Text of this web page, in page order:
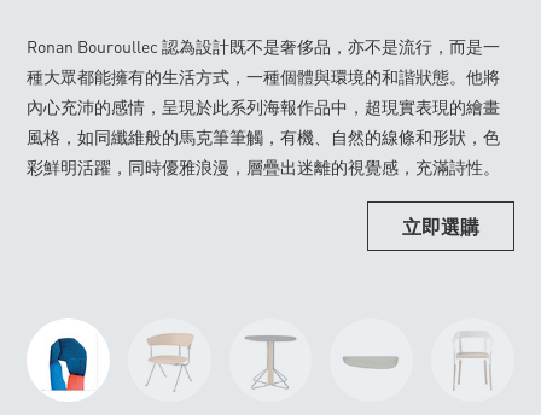
Ronan Bouroullec 認為設計既不是奢侈品，亦不是流行，而是一
種大眾都能擁有的生活方式，一種個體與環境的和諧狀態。他將
內心充沛的感情，呈現於此系列海報作品中，超現實表現的繪畫
風格，如同纖維般的馬克筆筆觸，有機、自然的線條和形狀，色
彩鮮明活躍，同時優雅浪漫，層疊出迷離的視覺感，充滿詩性。
立即選購